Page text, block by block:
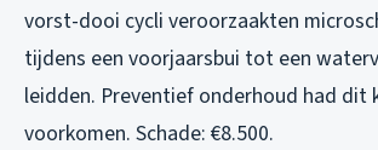
vorst-dooi cycli veroorzaakten
tijdens een voorjaarsbui tot een
leidden. Preventief onderhoud had dit
voorkomen. Schade: €8.500.